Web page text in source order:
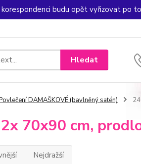
budu opět vyřizovat po
Hledat
DAMAŠKOVÉ (bavlněný satén)
70x90 cm,
Nejdražší